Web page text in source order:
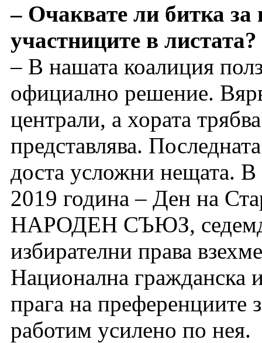
– Очаквате ли битка
участниците в листата?
– В нашата коалиция
официално решение.
централи, а хората
представлява.
доста усложни нещата. В
2019 година – Ден на
НАРОДЕН СЪЮЗ,
избирателни права
Национална гражданска
прага на преференциите
работим усилено по нея.